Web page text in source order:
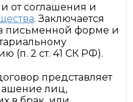
от соглашения и
. Заключается
письменной форме и
(п. 2 ст. 41 СК РФ).
представляет
лиц,